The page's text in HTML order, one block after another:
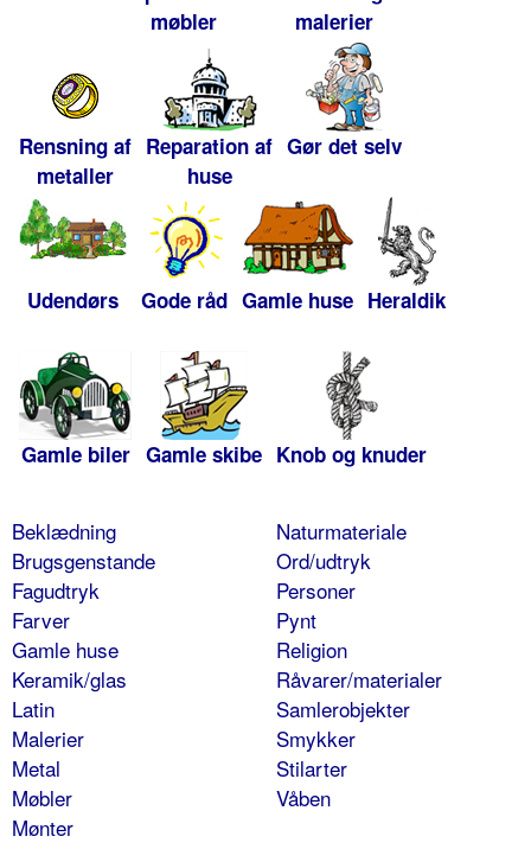
møbler
malerier
Rensning af
metaller
Reparation af
huse
Gør det selv
Udendørs Gode råd Gamle huse Heraldik
Gamle biler Gamle skibe Knob og knuder
Beklædning
Brugsgenstande
Fagudtryk
Farver
Gamle huse
Keramik/glas
Latin
Malerier
Metal
Møbler
Mønter
Naturmateriale
Ord/udtryk
Personer
Pynt
Religion
Råvarer/materialer
Samlerobjekter
Smykker
Stilarter
Våben